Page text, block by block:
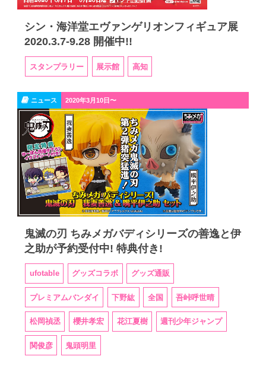
シン・海洋堂エヴァンゲリオンフィギュア展
2020.3.7-9.28 開催中!!
スタンプラリー 展示館 高知
ニュース 2020年3月10日〜
鬼滅の刃 ちみメガバディシリーズの善逸と伊
之助が予約受付中! 特典付き!
ufotable グッズコラボ グッズ通販
プレミアムバンダイ 下野紘 全国 吾峠呼世晴
松岡禎丞 櫻井孝宏 花江夏樹 週刊少年ジャンプ
関俊彦 鬼頭明里